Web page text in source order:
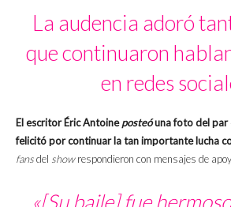
La audencia adoró
que continuaron
en redes
El escritor Éric Antoineposteóuna foto del par
felicitó por continuar la tan importante lucha
fansdel showrespondieron con mensajes de
«[Su baile] fue